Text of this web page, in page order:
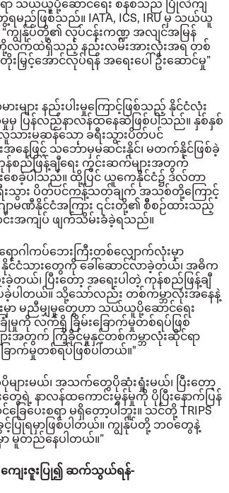
ရမည်ဖြစ်သည်။ IATA, ICS, IRU မှ သယ်ယူ
“ကျွန်ုပ်တို့၏ လုပ်ငန်းကဏ္ဍ အလျင်အမြန်
လက်ထဲရှိသည့် နည်းလမ်းအားလုံးအရ တစ်
ြှင့်အောင်လုပ်ရန် အရေးပေါ် ဦးဆောင်မှု”
ျား နည်းပါးမှုကြောင့်ဖြစ်သည့် နိုင်ငံလုံး
မှ ပြန်လည်နာလန်ထနေဆဲဖြစ်ပါသည်။ နှစ်နှစ်
းမဆန်သော ခရီးသွားပိတ်ပင်
နေဖြင့် သင်္ဘောမှမဆင်းနိုင်၊ မတက်နိုင်ဖြစ်ခဲ့
ည်ဖြန့်ချီရေး ကွင်းဆက်များအတွက်
စေခဲ့ပါသည်။ ထို့ပြင် ယူကေနိုင်ငံ၌ ဒဲလ်တာ
ရီးသွား ပိတ်ပင်ကန့်သတ်ချက် အသစ်တို့ကြောင့်
ျာမဏီနိုင်ငံအကြား ၎င်းတို့၏ စိီစဉ်ထားသည့်
းအကျပ် ဖျက်သိမ်းခံခဲ့ရသည်။
ောဂါကပ်ဘေးကြီးတစ်လျှောက်လုံးမှာ
ငံသားတွေကို ခေါ်ဆောင်လာခဲ့တယ်၊ အဓိက
၊ ပြီးတော့ အရေးပါတဲ့ ကုန်စည်ဖြန့်ချီ
ပါတယ်။ သို့သော်လည်း တစ်ကမ္ဘာလုံးအနေနဲ့
မညီမျှမှုတွေဟာ သယ်ယူပို့ဆောင်ရေး
လက်ရှိ ခြိမ်းခြောက်မှုတစ်ရပ်ဖြစ်
းအတွက် ကြံ့ခိုင်မှုနှင့်တစ်ကမ္ဘာလုံးဆိုင်ရာ
ောက်မှုတစ်ရပ်ဖြစ်ပါတယ်။"
များမယ်၊ အသက်တွေပိုဆုံးရှုံးမယ်၊ ပြီးတော့
ေရဲ့ နာလန်ထကောင်းမွန်မှုကို ပိုပြီးနောက်ပြန်
ေပေးစရာ မရှိတော့ပါဘူး။ သင်တို့ TRIPS
ပြုရမှာဖြစ်ပါတယ်။ ကျွန်ုပ်တို့ ဘဝတွေနဲ့
မူတည်နေပါတယ်။”
ေးဇူးပြု၍ ဆက်သွယ်ရန်-